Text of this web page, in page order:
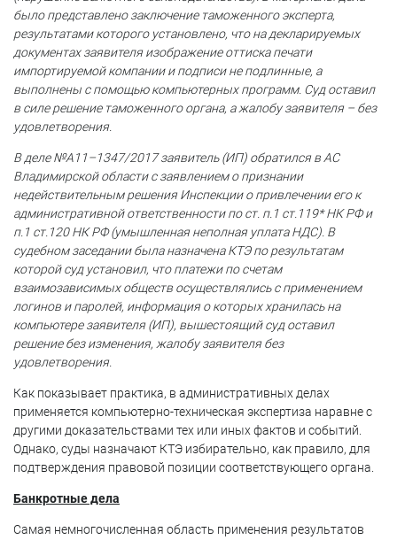
было представлено заключение таможенного эксперта,
результатами которого установлено, что на декларируемых
документах заявителя изображение оттиска печати
импортируемой компании и подписи не подлинные, а
выполнены с помощью компьютерных программ. Суд оставил
в силе решение таможенного органа, а жалобу заявителя – без
удовлетворения.
В деле №А11–1347/2017 заявитель (ИП) обратился в АС
Владимирской области с заявлением о признании
недействительным решения Инспекции о привлечении его к
административной ответственности по ст. п.1 ст.119* НК РФ и
п.1 ст.120 НК РФ (умышленная неполная уплата НДС). В
судебном заседании была назначена КТЭ по результатам
которой суд установил, что платежи по счетам
взаимозависимых обществ осуществлялись с применением
логинов и паролей, информация о которых хранилась на
компьютере заявителя (ИП), вышестоящий суд оставил
решение без изменения, жалобу заявителя без
удовлетворения.
Как показывает практика, в административных делах
применяется компьютерно-техническая экспертиза наравне с
другими доказательствами тех или иных фактов и событий.
Однако, суды назначают КТЭ избирательно, как правило, для
подтверждения правовой позиции соответствующего органа.
Банкротные дела
Самая немногочисленная область применения результатов